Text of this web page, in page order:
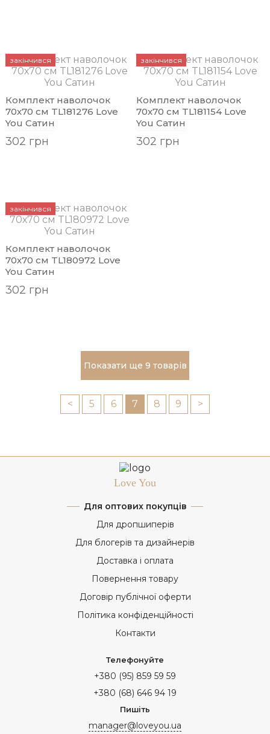
закінчився
Комплект наволочок
70х70 см TL181276 Love
You Сатин
302 грн
закінчився
Комплект наволочок
70х70 см TL181154 Love
You Сатин
302 грн
закінчився
Комплект наволочок
70х70 см TL180972 Love
You Сатин
302 грн
Показати ще 9 товарів
< 5 6 7 8 9 >
Love You
Для оптових покупців
Для дропшиперів
Для блогерів та дизайнерів
Доставка і оплата
Повернення товару
Договір публічної оферти
Політика конфіденційності
Контакти
Телефонуйте
+380 (95) 859 59 59
+380 (68) 646 94 19
Пишіть
manager@loveyou.ua